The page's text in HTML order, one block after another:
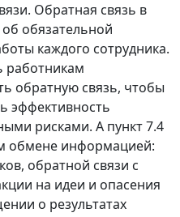
Обратная связь в
обязательной
каждого сотрудника.
работникам
обратную связь, чтобы
эффективность
рисками. А пункт 7.4
обмене информацией:
обратной связи с
на идеи и опасения
о результатах